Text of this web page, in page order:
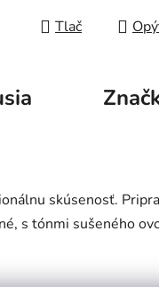
Tlač
skúsenosť.
s tónmi sušeného